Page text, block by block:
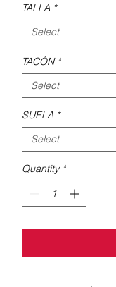
TALLA *
Select
TACÓN *
Select
SUELA *
Select
Quantity *